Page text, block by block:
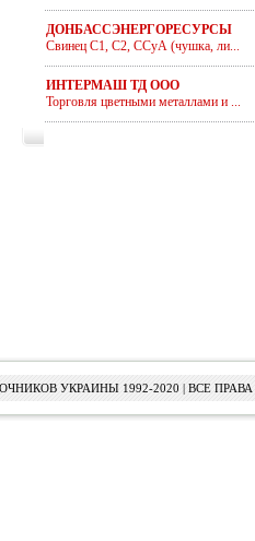
ДОНБАССЭНЕРГОРЕСУРСЫ
Свинец С1, С2, ССуА (чушка, ли...
ИНТЕРМАШ ТД ООО
Торговля цветными металлами и ...
УКРАИНЫ 1992-2020 | ВСЕ